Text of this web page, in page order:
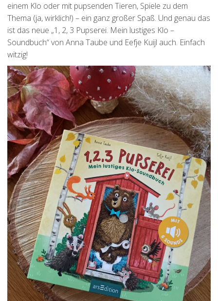
einem Klo oder mit pupsenden Tieren, Spiele zu dem
Thema (ja, wirklich!) – ein ganz großer Spaß. Und genau das
ist das neue „1, 2, 3 Pupserei. Mein lustiges Klo –
Soundbuch“ von Anna Taube und Eefje Kuijl auch. Einfach
witzig!